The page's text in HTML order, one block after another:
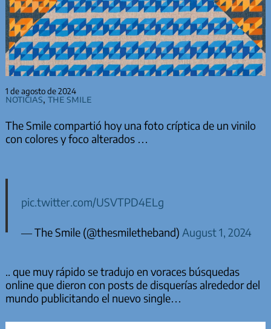
1 de agosto de 2024
Noticias, The Smile
The Smile compartió hoy una foto críptica de un vinilo
con colores y foco alterados …
pic.twitter.com/USVTPD4ELg
— The Smile (@thesmiletheband) August 1, 2024
.. que muy rápido se tradujo en voraces búsquedas
online que dieron con posts de disquerías alrededor del
mundo publicitando el nuevo single…